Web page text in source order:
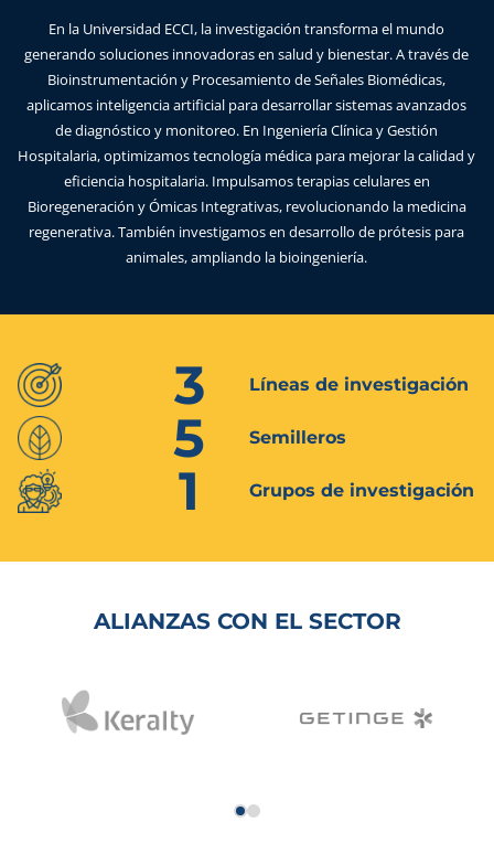
En la Universidad ECCI, la investigación transforma el mundo
generando soluciones innovadoras en salud y bienestar. A través de
Bioinstrumentación y Procesamiento de Señales Biomédicas,
aplicamos inteligencia artificial para desarrollar sistemas avanzados
de diagnóstico y monitoreo. En Ingeniería Clínica y Gestión
Hospitalaria, optimizamos tecnología médica para mejorar la calidad y
eficiencia hospitalaria. Impulsamos terapias celulares en
Bioregeneración y Ómicas Integrativas, revolucionando la medicina
regenerativa. También investigamos en desarrollo de prótesis para
animales, ampliando la bioingeniería.
3 Líneas de investigación
5 Semilleros
1 Grupos de investigación
ALIANZAS CON EL SECTOR